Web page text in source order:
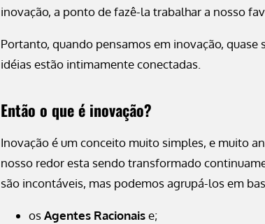
inovação, a ponto de fazê-la trabalhar a nosso
Portanto, quando pensamos em inovação,
idéias estão intimamente conectadas.
Então o que é inovação?
Inovação é um conceito muito simples, e muito
nosso redor esta sendo transformado
são incontáveis, mas podemos agrupá-los em
osAgentes Racionaise;